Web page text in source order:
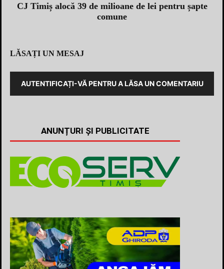
CJ Timiș alocă 39 de milioane de lei pentru șapte
comune
LĂSAȚI UN MESAJ
AUTENTIFICAȚI-VĂ PENTRU A LĂSA UN COMENTARIU
ANUNȚURI ȘI PUBLICITATE